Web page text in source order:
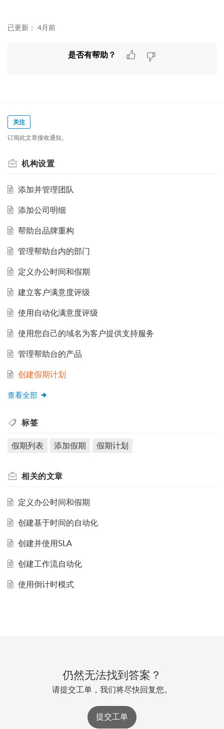
已更新： 4月前
是否有帮助？
关注
订阅此文章接收通知。
机构设置
添加并管理团队
添加公司明细
帮助台品牌重构
管理帮助台内的部门
定义办公时间和假期
建立客户满意度评级
使用自动化满意度评级
使用您自己的域名为客户提供支持服务
管理帮助台的产品
创建假期计划
查看全部
标签
假期列表 添加假期 假期计划
相关的文章
定义办公时间和假期
创建基于时间的自动化
创建并使用SLA
创建工作流自动化
使用倒计时模式
仍然无法找到答案？
请提交工单，我们将尽快回复您。
提交工单